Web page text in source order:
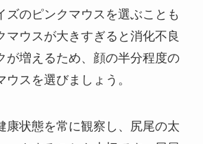
ズのピンクマウスを選ぶことも
マウスが大きすぎると消化不良
が増えるため、顔の半分程度の
スを選びましょう。
康状態を常に観察し、尻尾の太